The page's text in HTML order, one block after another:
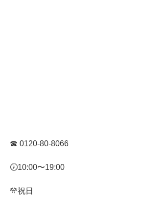
☎︎ 0120-80-8066
🕖10:00〜19:00
🎌祝日